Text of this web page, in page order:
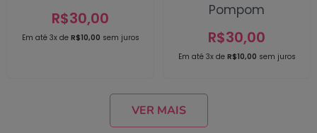
Em até 3x de R$10,00 sem juros
R$30,00
Em até 3x de R$10,00 sem juros
Pompom
R$30,00
VER MAIS